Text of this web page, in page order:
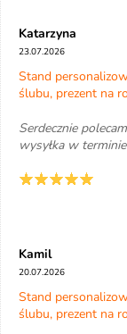
Katarzyna
23.07.2026
Stand
ślubu, prezent na
Serdecznie
wysyłka w terminie
Kamil
20.07.2026
Stand
ślubu, prezent na